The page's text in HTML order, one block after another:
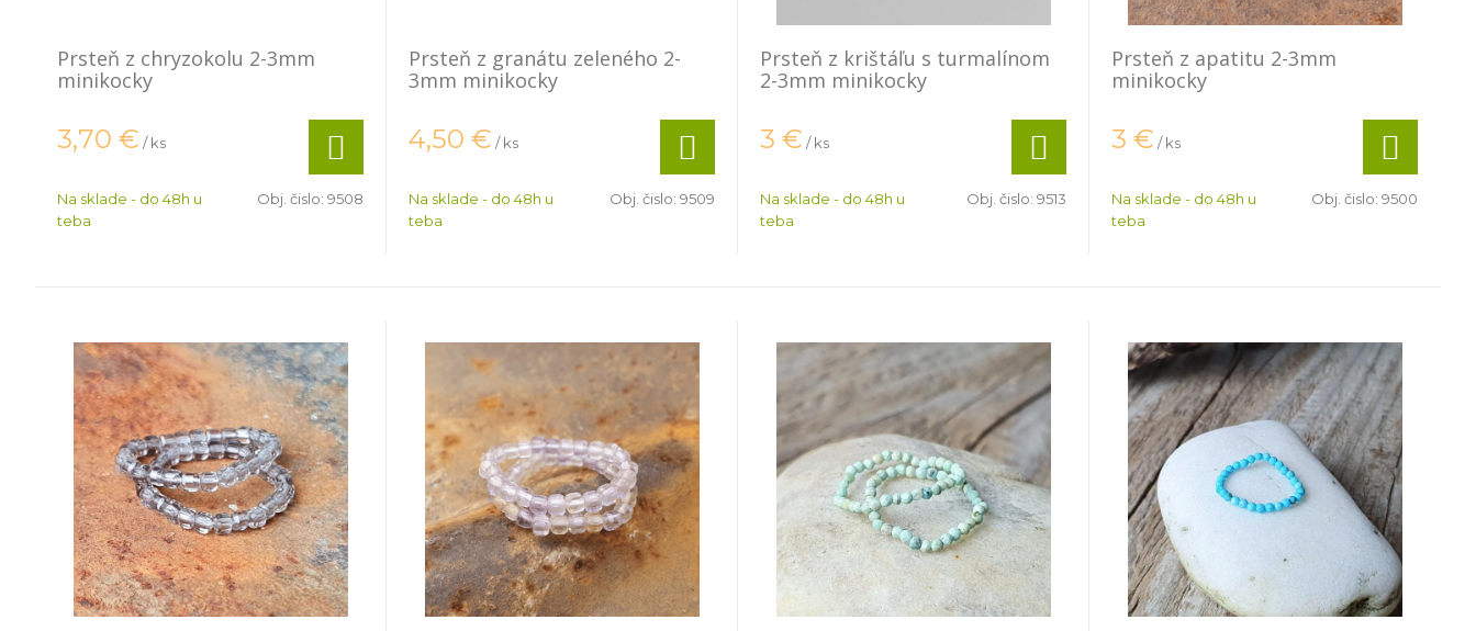
Prsteň z chryzokolu 2-3mm
minikocky
3,70 € / ks
Na sklade - do 48h u
teba
Obj. čislo: 9508
Prsteň z granátu zeleného 2-
3mm minikocky
4,50 € / ks
Na sklade - do 48h u
teba
Obj. čislo: 9509
Prsteň z krištáľu s turmalínom
2-3mm minikocky
3 € / ks
Na sklade - do 48h u
teba
Obj. čislo: 9513
Prsteň z apatitu 2-3mm
minikocky
3 € / ks
Na sklade - do 48h u
teba
Obj. čislo: 9500